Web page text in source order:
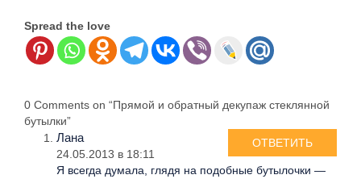
Spread the love
0 Comments on “Прямой и обратный декупаж стеклянной
бутылки”
Лана
24.05.2013 в 18:11
Я всегда думала, глядя на подобные бутылочки —
ОТВЕТИТЬ